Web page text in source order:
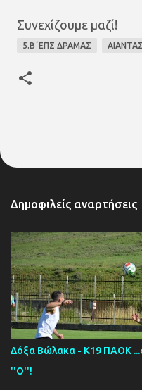
Συνεχίζουμε μαζί!
5.Β΄ΕΠΣ ΔΡΑΜΑΣ
Δημοφιλείς αναρτήσεις
Δόξα Βώλακα - Κ19 ΠΑΟΚ
''Ο''!